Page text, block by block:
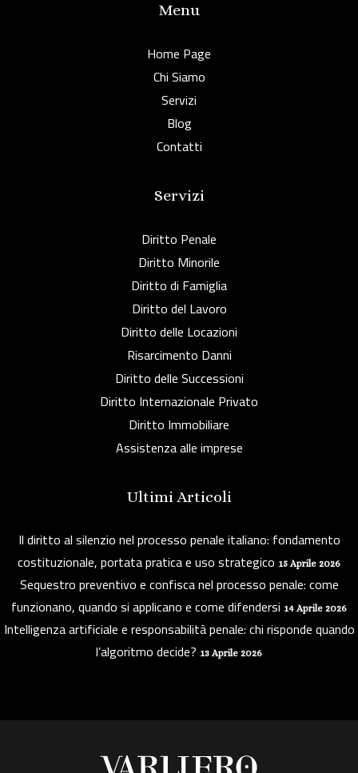
Menu
Home Page
Chi Siamo
Servizi
Blog
Contatti
Servizi
Diritto Penale
Diritto Minorile
Diritto di Famiglia
Diritto del Lavoro
Diritto delle Locazioni
Risarcimento Danni
Diritto delle Successioni
Diritto Internazionale Privato
Diritto Immobiliare
Assistenza alle imprese
Ultimi Articoli
Il diritto al silenzio nel processo penale italiano: fondamento
costituzionale, portata pratica e uso strategico 15 Aprile 2026
Sequestro preventivo e confisca nel processo penale: come
funzionano, quando si applicano e come difendersi 14 Aprile 2026
Intelligenza artificiale e responsabilità penale: chi risponde quando
l’algoritmo decide? 13 Aprile 2026